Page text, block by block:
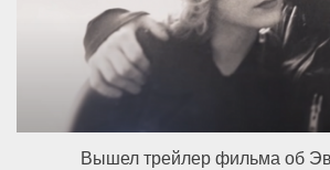
Вышел трейлер фильма об